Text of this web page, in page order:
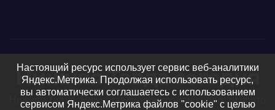
Нижняя Тавда сегодня
Нижняя Тавда, Нижнетавдинский район - новости, фото
Настоящий ресурс использует сервис веб-аналитики
Яндекс.Метрика. Продолжая использовать ресурс,
вы автоматически соглашаетесь с использованием
сервисом Яндекс.Метрика файлов "cookie" с целью